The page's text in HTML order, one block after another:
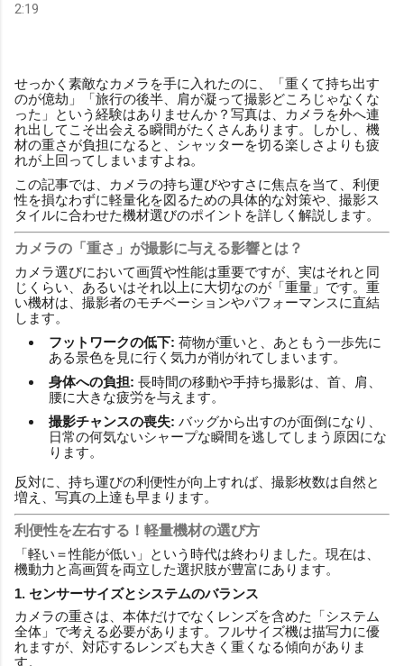
2:19
せっかく素敵なカメラを手に入れたのに、「重くて持ち出す
のが億劫」「旅行の後半、肩が凝って撮影どころじゃなくな
った」という経験はありませんか？写真は、カメラを外へ連
れ出してこそ出会える瞬間がたくさんあります。しかし、機
材の重さが負担になると、シャッターを切る楽しさよりも疲
れが上回ってしまいますよね。
この記事では、カメラの持ち運びやすさに焦点を当て、利便
性を損なわずに軽量化を図るための具体的な対策や、撮影ス
タイルに合わせた機材選びのポイントを詳しく解説します。
カメラの「重さ」が撮影に与える影響とは？
カメラ選びにおいて画質や性能は重要ですが、実はそれと同
じくらい、あるいはそれ以上に大切なのが「重量」です。重
い機材は、撮影者のモチベーションやパフォーマンスに直結
します。
フットワークの低下: 荷物が重いと、あともう一歩先に
ある景色を見に行く気力が削がれてしまいます。
身体への負担: 長時間の移動や手持ち撮影は、首、肩、
腰に大きな疲労を与えます。
撮影チャンスの喪失: バッグから出すのが面倒になり、
日常の何気ないシャープな瞬間を逃してしまう原因にな
ります。
反対に、持ち運びの利便性が向上すれば、撮影枚数は自然と
増え、写真の上達も早まります。
利便性を左右する！軽量機材の選び方
「軽い＝性能が低い」という時代は終わりました。現在は、
機動力と高画質を両立した選択肢が豊富にあります。
1. センサーサイズとシステムのバランス
カメラの重さは、本体だけでなくレンズを含めた「システム
全体」で考える必要があります。フルサイズ機は描写力に優
れますが、対応するレンズも大きく重くなる傾向がありま
す。